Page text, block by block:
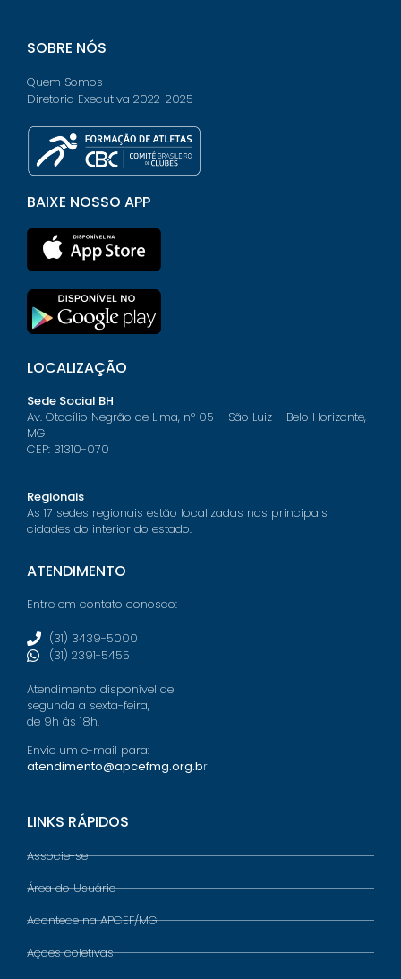
SOBRE NÓS
Quem Somos
Diretoria Executiva 2022-2025
BAIXE NOSSO APP
LOCALIZAÇÃO
Sede Social BH
Av. Otacílio Negrão de Lima, nº 05 – São Luiz – Belo Horizonte,
MG
CEP: 31310-070
Regionais
As 17 sedes regionais estão localizadas nas principais
cidades do interior do estado.
ATENDIMENTO
Entre em contato conosco:
(31) 3439-5000
(31) 2391-5455
Atendimento disponível de
segunda a sexta-feira,
de 9h às 18h.
Envie um e-mail para:
atendimento@apcefmg.org.br
LINKS RÁPIDOS
Associe-se
Área do Usuário
Acontece na APCEF/MG
Ações coletivas